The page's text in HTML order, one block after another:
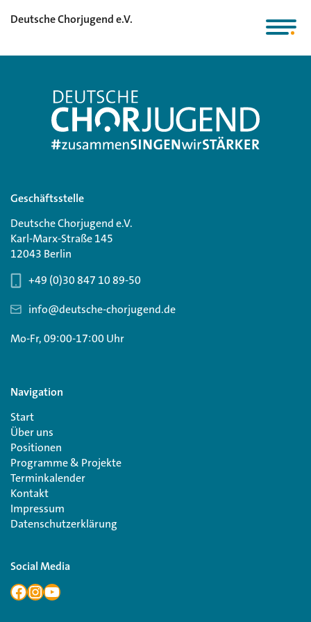
Deutsche Chorjugend e.V.
Geschäftsstelle
Deutsche Chorjugend e.V.
Karl-Marx-Straße 145
12043 Berlin
+49 (0)30 847 10 89-50
info@deutsche-chorjugend.de
Mo-Fr, 09:00-17:00 Uhr
Navigation
Start
Über uns
Positionen
Programme & Projekte
Terminkalender
Kontakt
Impressum
Datenschutzerklärung
Social Media